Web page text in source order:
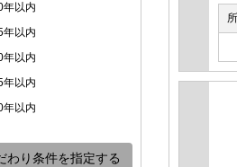
年以内
年以内
年以内
年以内
年以内
わり条件を指定する